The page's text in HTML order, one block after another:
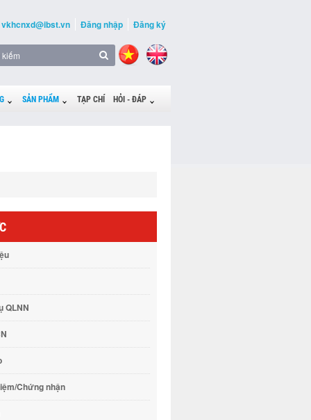
vkhcnxd@ibst.vn Đăng nhập Đăng ký
SẢN PHẨM TẠP CHÍ HỎI - ĐÁP
QLNN
Chứng nhận